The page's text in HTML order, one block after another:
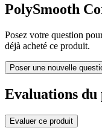
PolySmooth
Posez votre question
déjà acheté ce produit.
Poser une nouvelle
Evaluations
Evaluer ce produit